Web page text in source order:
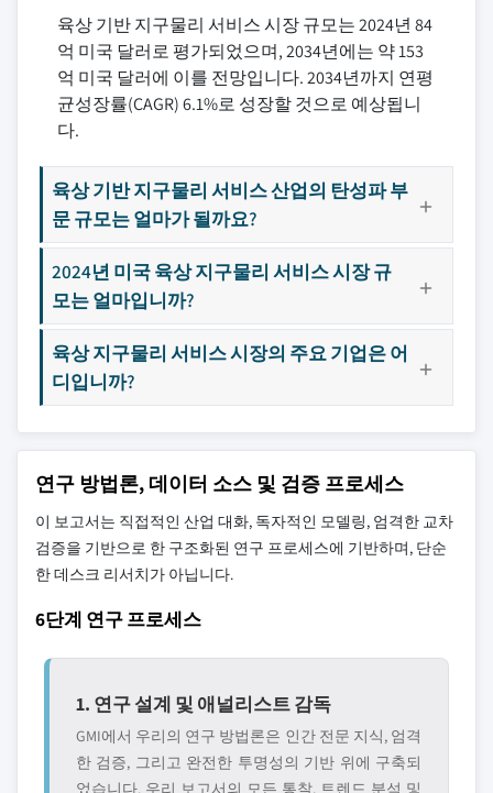
육상 기반 지구물리 서비스 시장 규모는 2024년 84
억 미국 달러로 평가되었으며, 2034년에는 약 153
억 미국 달러에 이를 전망입니다. 2034년까지 연평
균성장률(CAGR) 6.1%로 성장할 것으로 예상됩니
다.
육상 기반 지구물리 서비스 산업의 탄성파 부
문 규모는 얼마가 될까요?
2024년 미국 육상 지구물리 서비스 시장 규
모는 얼마입니까?
육상 지구물리 서비스 시장의 주요 기업은 어
디입니까?
연구 방법론, 데이터 소스 및 검증 프로세스
이 보고서는 직접적인 산업 대화, 독자적인 모델링, 엄격한 교차
검증을 기반으로 한 구조화된 연구 프로세스에 기반하며, 단순
한 데스크 리서치가 아닙니다.
6단계 연구 프로세스
1. 연구 설계 및 애널리스트 감독
GMI에서 우리의 연구 방법론은 인간 전문 지식, 엄격
한 검증, 그리고 완전한 투명성의 기반 위에 구축되
었습니다. 우리 보고서의 모든 통찰, 트렌드 분석 및